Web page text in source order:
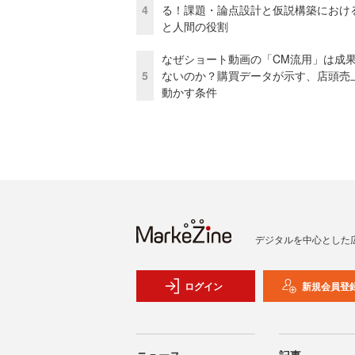
4
る！課題・論点設計と仮説構築におけ
と人間の役割
5
なぜショート動画の「CM流用」は成
ないのか？購買データが示す、店頭売
動かす条件
デジタルを中心とした
ログイン 新規会員登